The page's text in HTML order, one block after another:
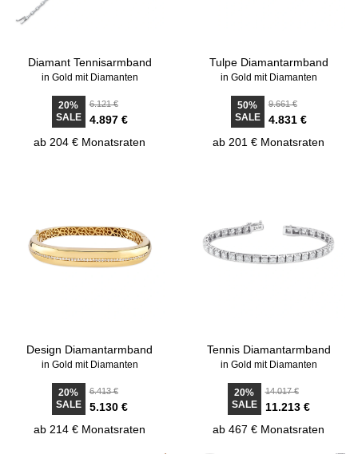
Diamant Tennisarmband
in Gold mit Diamanten
20%
SALE
6.121 €
4.897 €
ab 204 € Monatsraten
Tulpe Diamantarmband
in Gold mit Diamanten
50%
SALE
9.661 €
4.831 €
ab 201 € Monatsraten
Design Diamantarmband
in Gold mit Diamanten
20%
SALE
6.413 €
5.130 €
ab 214 € Monatsraten
Tennis Diamantarmband
in Gold mit Diamanten
20%
SALE
14.017 €
11.213 €
ab 467 € Monatsraten